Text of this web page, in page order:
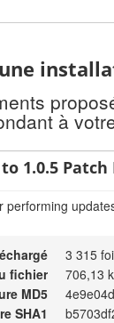
à
1.0.5
performing
3 315
fichier
706,13
MD5
SHA1